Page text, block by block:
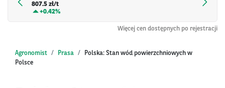
807.5 zł/t
+0.42%
Więcej cen dostępnych po rejestracji
Agronomist Prasa
Polska: Stan wód powierzchniowych w
Polsce